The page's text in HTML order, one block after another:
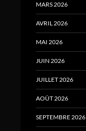
MARS 2026
AVRIL 2026
MAI 2026
JUIN 2026
JUILLET 2026
AOÛT 2026
SEPTEMBRE 2026